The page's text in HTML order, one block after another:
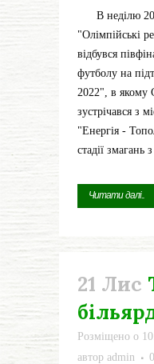
В неділю 20
"Олімпійські
відбувся
футболу на
2022", в якому
зустрічався з
"Енергія -
стадії змагань
Читати далі...
21 Лис
Розміщено о
автор admin